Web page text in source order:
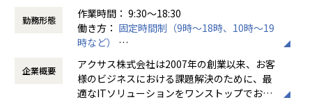
ご自身のご経験・強み・志向性に合わせそれぞれの案件、各
開発フェーズ（要件定義～テスト）から携わって頂きます。
アサイン先はエンジニアのこと第一に考え、事前に条件(通勤
時間・リモート比率)を相談し、希望を叶えられるように決定
いたします。
勤務形態
作業時間： 9:30～18:30
働き方： 固定時間制（9時～18時、10時～19
時など）
時間外労働の有無： 有（月平均11.5時間）
休憩時間： 60分
企業概要
アクサス株式会社は2007年の創業以来、お客
様のビジネスにおける課題解決のために、最
適なITソリューションをワンストップでお届